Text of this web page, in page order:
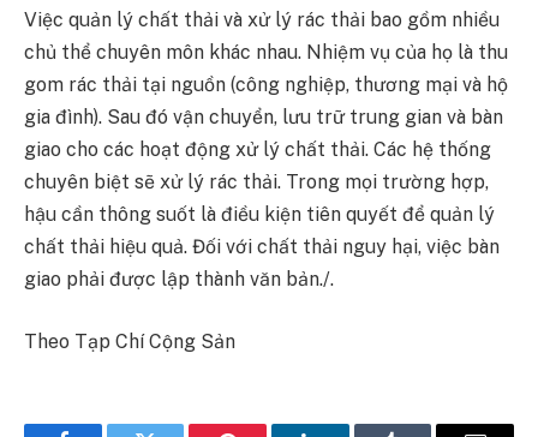
Việc quản lý chất thải và xử lý rác thải bao gồm nhiều
chủ thể chuyên môn khác nhau. Nhiệm vụ của họ là thu
gom rác thải tại nguồn (công nghiệp, thương mại và hộ
gia đình). Sau đó vận chuyển, lưu trữ trung gian và bàn
giao cho các hoạt động xử lý chất thải. Các hệ thống
chuyên biệt sẽ xử lý rác thải. Trong mọi trường hợp,
hậu cần thông suốt là điều kiện tiên quyết để quản lý
chất thải hiệu quả. Đối với chất thải nguy hại, việc bàn
giao phải được lập thành văn bản./.
Theo Tạp Chí Cộng Sản